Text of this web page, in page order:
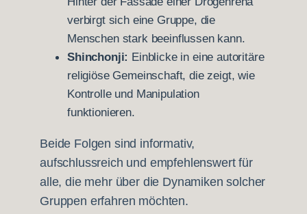
verbirgt sich eine Gruppe, die
Menschen stark beeinflussen kann.
Shinchonji: Einblicke in eine autoritäre
religiöse Gemeinschaft, die zeigt, wie
Kontrolle und Manipulation
funktionieren.
Beide Folgen sind informativ,
aufschlussreich und empfehlenswert für
alle, die mehr über die Dynamiken solcher
Gruppen erfahren möchten.